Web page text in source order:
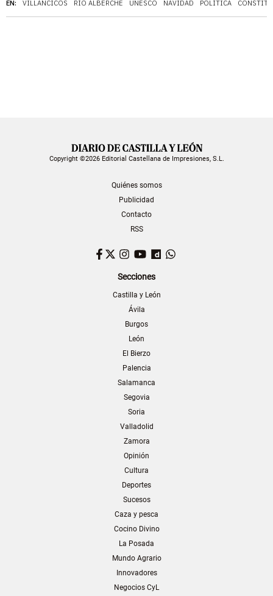
EN: VILLANCICOS RÍO ALBERCHE UNESCO NAVIDAD POLÍTICA
Copyright ©2026 Editorial Castellana de Impresiones, S.L.
Quiénes somos
Publicidad
Contacto
RSS
Facebook
TwitterInstagram
YouTubeDailymotion
Secciones
Castilla y León
Ávila
Burgos
León
El Bierzo
Palencia
Salamanca
Segovia
Soria
Valladolid
Zamora
Opinión
Cultura
Deportes
Sucesos
Caza y pesca
Cocino Divino
La Posada
Mundo Agrario
Innovadores
Negocios CyL